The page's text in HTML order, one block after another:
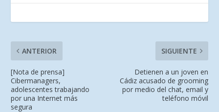
ANTERIOR
[Nota de prensa]
Cibermanagers,
adolescentes trabajando
por una Internet más
segura
SIGUIENTE
Detienen a un joven en
Cádiz acusado de grooming
por medio del chat, email y
teléfono móvil